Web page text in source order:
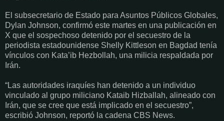
El subsecretario de Estado para Asuntos Públicos Globales,
Dylan Johnson, confirmó este martes en una publicación en
X que el sospechoso detenido por el secuestro de la
periodista estadounidense Shelly Kittleson en Bagdad tenía
vínculos con Kata’ib Hezbollah, una milicia respaldada por
Irán.
“Las autoridades iraquíes han detenido a un individuo
vinculado al grupo miliciano Kataib Hizballah, alineado con
Irán, que se cree que está implicado en el secuestro”,
escribió Johnson, reportó la cadena CBS News.